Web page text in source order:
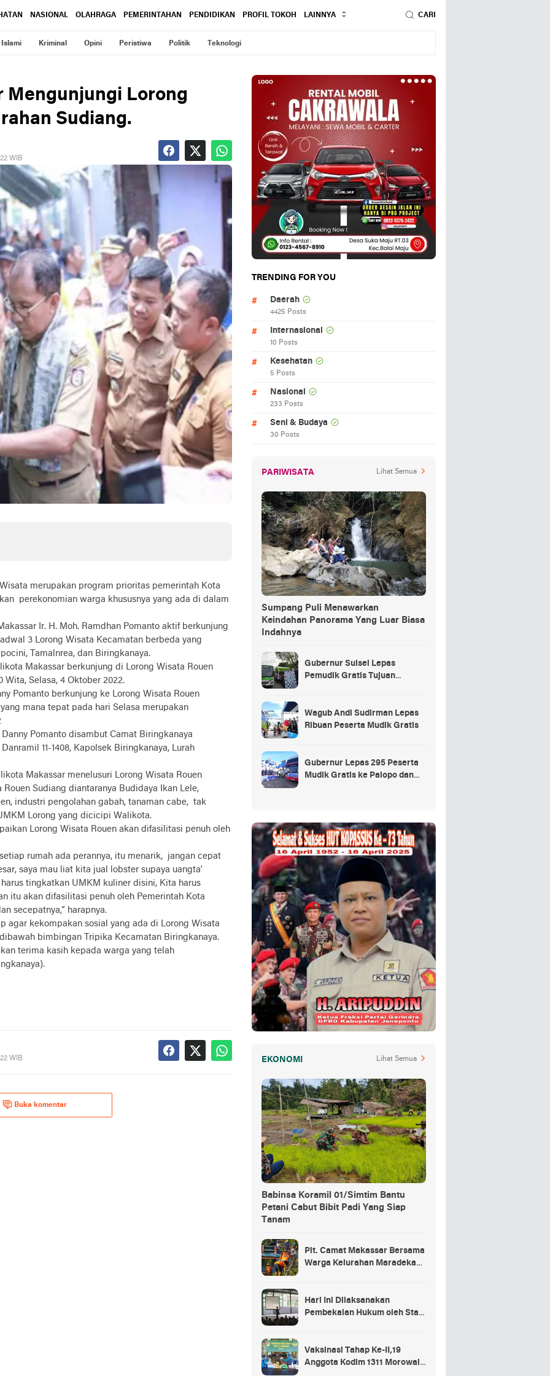
NASIONAL OLAHRAGA PEMERINTAHAN PENDIDIKAN PROFIL TOKOH LAINNYA CARI
Islami Kriminal Opini Peristiwa Politik Teknologi
Mengunjungi Lorong
Sudiang.
WIB
merupakan program prioritas pemerintah Kota
perekonomian warga khususnya yang ada di dalam
Ir. H. Moh. Ramdhan Pomanto aktif berkunjung
3 Lorong Wisata Kecamatan berbeda yang
Tamalnrea, dan Biringkanaya.
Makassar berkunjung di Lorong Wisata Rouen
Wita, Selasa, 4 Oktober 2022.
Pomanto berkunjung ke Lorong Wisata Rouen
mana tepat pada hari Selasa merupakan
Pomanto disambut Camat Biringkanaya
11-1408, Kapolsek Biringkanaya, Lurah
Makassar menelusuri Lorong Wisata Rouen
Sudiang diantaranya Budidaya Ikan Lele,
industri pengolahan gabah, tanaman cabe, tak
Lorong yang dicicipi Walikota.
Lorong Wisata Rouen akan difasilitasi penuh oleh
rumah ada perannya, itu menarik, jangan cepat
saya mau liat kita jual lobster supaya uangta’
tingkatkan UMKM kuliner disini, Kita harus
itu akan difasilitasi penuh oleh Pemerintah Kota
secepatnya,” harapnya.
agar kekompakan sosial yang ada di Lorong Wisata
bimbingan Tripika Kecamatan Biringkanaya.
terima kasih kepada warga yang telah
WIB
Buka komentar
TRENDING FOR YOU
Daerah
4425 Posts
Internasional
10 Posts
Kesehatan
5 Posts
Nasional
233 Posts
Seni & Budaya
30 Posts
PARIWISATA Lihat Semua
Sumpang Puli Menawarkan
Keindahan Panorama Yang Luar Biasa
Indahnya
Gubernur Sulsel Lepas
Pemudik Gratis Tujuan
Wagub Andi Sudirman Lepas
Ribuan Peserta Mudik Gratis
Gubernur Lepas 295 Peserta
Mudik Gratis ke Palopo dan
EKONOMI Lihat Semua
Babinsa Koramil 01/Simtim Bantu
Petani Cabut Bibit Padi Yang Siap
Tanam
Plt. Camat Makassar Bersama
Warga Kelurahan Maradekaya
Hari Ini Dilaksanakan
Pembekalan Hukum oleh Staf
Kostrad
Vaksinasi Tahap Ke-II,19
Anggota Kodim 1311 Morowali